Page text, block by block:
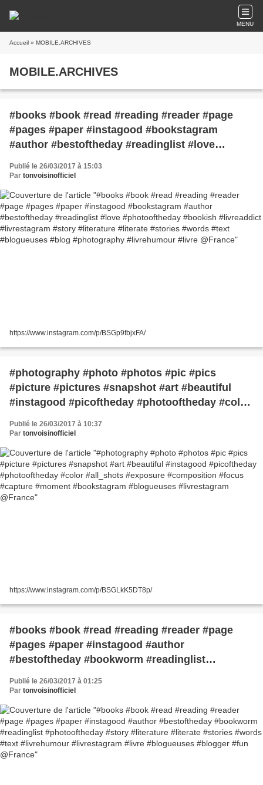
MENU
Accueil » MOBILE.ARCHIVES
MOBILE.ARCHIVES
#books #book #read #reading #reader #page
#pages #paper #instagood #bookstagram
#author #bestoftheday #readinglist #love
#photooftheday #bookish #livreaddict
#livrestagram #story #literature #literate #stories
#livrehumour #livre @France
Publié le 26/03/2017 à 15:03
Par tonvoisinofficiel
https://www.instagram.com/p/BSGp9fbjxFA/
#photography #photo #photos #pic #pics
#picture #pictures #snapshot #art #beautiful
#instagood #picoftheday #photooftheday #color
#capture #moment #bookstagram #blogueuses
Publié le 26/03/2017 à 10:37
Par tonvoisinofficiel
https://www.instagram.com/p/BSGLkK5DT8p/
#books #book #read #reading #reader #page
#pages #paper #instagood #author
#bestoftheday #bookworm #readinglist
#photooftheday #story #literature #literate
#stories #words #text #livrehumour
@France
Publié le 26/03/2017 à 01:25
Par tonvoisinofficiel